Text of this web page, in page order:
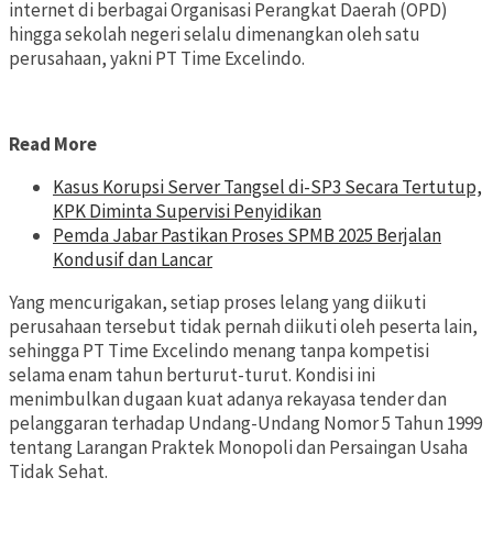
internet di berbagai Organisasi Perangkat Daerah (OPD)
hingga sekolah negeri selalu dimenangkan oleh satu
perusahaan, yakni PT Time Excelindo.
Read More
Kasus Korupsi Server Tangsel di-SP3 Secara Tertutup,
KPK Diminta Supervisi Penyidikan
Pemda Jabar Pastikan Proses SPMB 2025 Berjalan
Kondusif dan Lancar
Yang mencurigakan, setiap proses lelang yang diikuti
perusahaan tersebut tidak pernah diikuti oleh peserta lain,
sehingga PT Time Excelindo menang tanpa kompetisi
selama enam tahun berturut-turut. Kondisi ini
menimbulkan dugaan kuat adanya rekayasa tender dan
pelanggaran terhadap Undang-Undang Nomor 5 Tahun 1999
tentang Larangan Praktek Monopoli dan Persaingan Usaha
Tidak Sehat.